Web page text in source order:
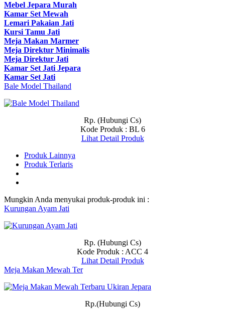
Mebel Jepara Murah
Kamar Set Mewah
Lemari Pakaian Jati
Kursi Tamu Jati
Meja Makan Marmer
Meja Direktur Minimalis
Meja Direktur Jati
Kamar Set Jati Jepara
Kamar Set Jati
Bale Model Thailand
Rp. (Hubungi Cs)
Kode Produk : BL 6
Lihat Detail Produk
Produk Lainnya
Produk Terlaris
Mungkin Anda menyukai produk-produk ini :
Kurungan Ayam Jati
Rp. (Hubungi Cs)
Kode Produk : ACC 4
Lihat Detail Produk
Meja Makan Mewah Ter
Rp.(Hubungi Cs)